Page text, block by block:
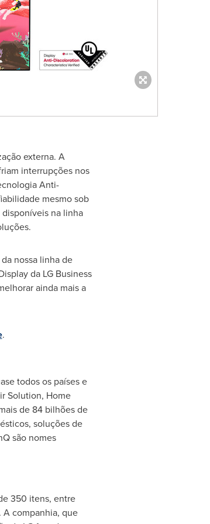
externa. A
interrupções nos
Anti-
mesmo sob
na linha
nossa linha de
da LG Business
ainda mais a
.
todos os países e
Solution, Home
de 84 bilhões de
soluções de
são nomes
350 itens, entre
companhia, que